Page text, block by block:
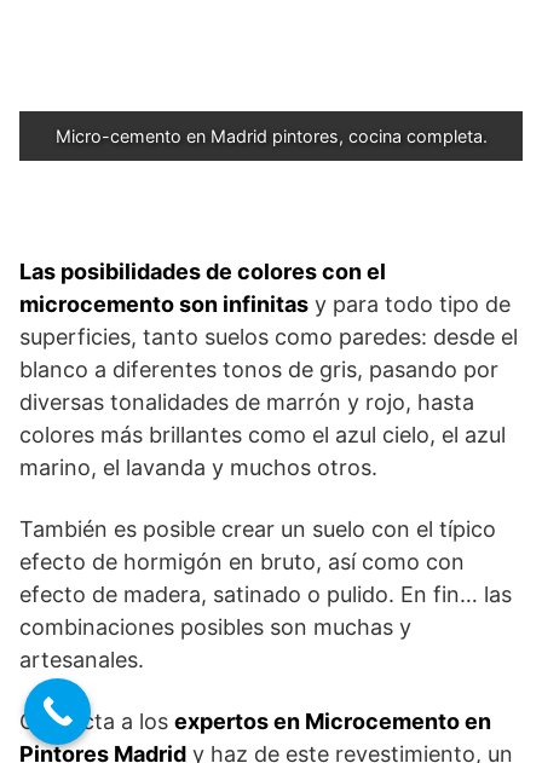
Micro-cemento en Madrid pintores, cocina completa.
Las posibilidades de colores con el
microcemento son infinitas y para todo tipo de
superficies, tanto suelos como paredes: desde el
blanco a diferentes tonos de gris, pasando por
diversas tonalidades de marrón y rojo, hasta
colores más brillantes como el azul cielo, el azul
marino, el lavanda y muchos otros.
También es posible crear un suelo con el típico
efecto de hormigón en bruto, así como con
efecto de madera, satinado o pulido. En fin… las
combinaciones posibles son muchas y
artesanales.
Contacta a los expertos en Microcemento en
Pintores Madrid y haz de este revestimiento, un